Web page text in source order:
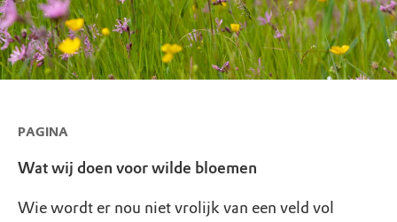
PAGINA
Wat wij doen voor wilde bloemen
Wie wordt er nou niet vrolijk van een veld vol